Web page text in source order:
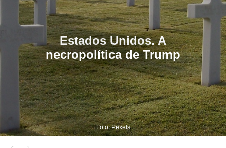
Estados Unidos. A
necropolítica de Trump
Foto: Pexels